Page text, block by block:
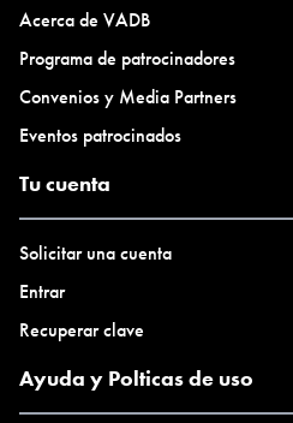
Acerca de VADB
Programa de patrocinadores
Convenios y Media Partners
Eventos patrocinados
Tu cuenta
Solicitar una cuenta
Entrar
Recuperar clave
Ayuda y Polticas de uso